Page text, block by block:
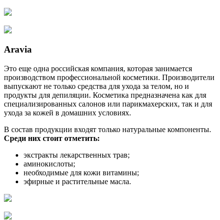
Aravia
Это еще одна российская компания, которая занимается
производством профессиональной косметики. Производители
выпускают не только средства для ухода за телом, но и
продукты для депиляции. Косметика предназначена как для
специализированных салонов или парикмахерских, так и для
ухода за кожей в домашних условиях.
В состав продукции входят только натуральные компоненты.
Среди них стоит отметить:
экстракты лекарственных трав;
аминокислоты;
необходимые для кожи витамины;
эфирные и растительные масла.